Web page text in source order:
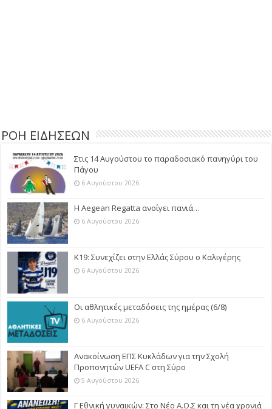
ΡΟΗ ΕΙΔΗΣΕΩΝ
Στις 14 Αυγούστου το παραδοσιακό πανηγύρι του
Πάγου
6 Αυγούστου 2026
Η Aegean Regatta ανοίγει πανιά…
6 Αυγούστου 2026
Κ19: Συνεχίζει στην Ελλάς Σύρου ο Καλιγέρης
6 Αυγούστου 2026
Οι αθλητικές μεταδόσεις της ημέρας (6/8)
6 Αυγούστου 2026
Ανακοίνωση ΕΠΣ Κυκλάδων για την Σχολή
Προπονητών UEFA C στη Σύρο
5 Αυγούστου 2026
Γ Εθνική γυναικών: Στο Νέο Α.Ο.Σ και τη νέα χρονιά